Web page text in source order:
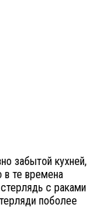
забытой кухней,
в те времена
с раками
поболее